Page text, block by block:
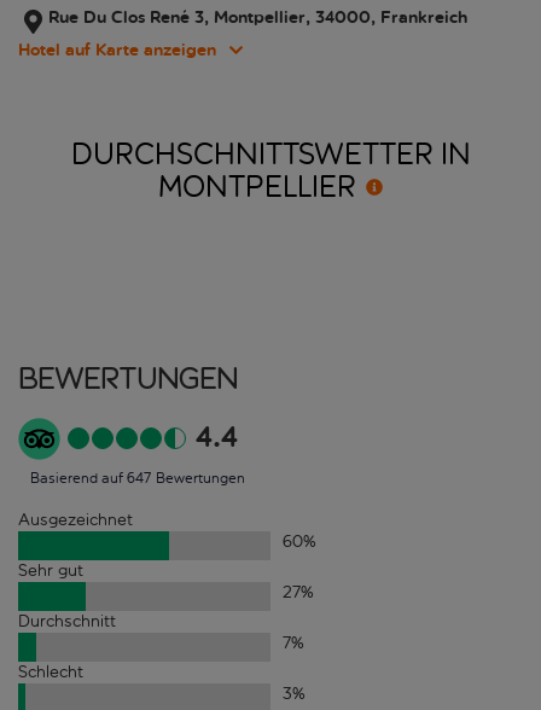
Rue Du Clos René 3, Montpellier, 34000, Frankreich
Hotel auf Karte anzeigen
DURCHSCHNITTSWETTER IN
MONTPELLIER
Bewertungen
4.4
Basierend auf 647 Bewertungen
Ausgezeichnet
60%
Sehr gut
27%
Durchschnitt
7%
Schlecht
3%